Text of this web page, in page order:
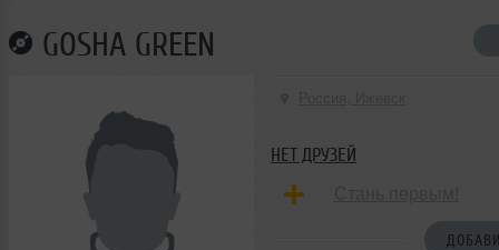
GOSHA GREEN
НЕТ ДРУЗЕЙ